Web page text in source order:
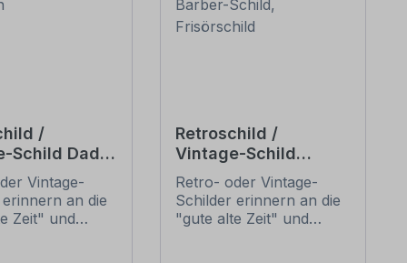
/
Schild Dad's
-
für
verboten
Vintage-
an die
Zeit" und
Retroschild /
Vintage-Schild
Barbershop -
Gentlemen's Style -
Barber-Schild,
Frisörschild
Retro- oder Vintage-
Schilder erinnern an die
"gute alte Zeit" und